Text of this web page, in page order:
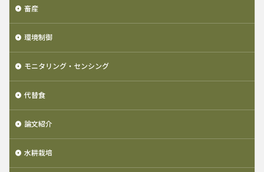
畜産
環境制御
モニタリング・センシング
代替食
論文紹介
水耕栽培